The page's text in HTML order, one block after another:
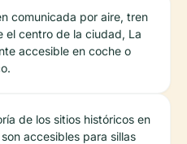
comunicada por aire, tren
el centro de la ciudad, La
accesible en coche o
de los sitios históricos en
accesibles para sillas